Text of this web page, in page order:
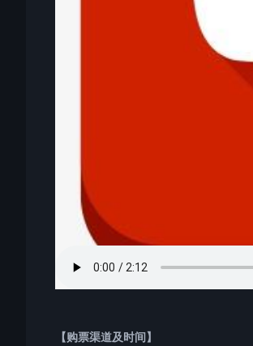
【购票渠道及时间】